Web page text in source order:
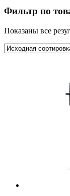
Фильтр по
Показаны все